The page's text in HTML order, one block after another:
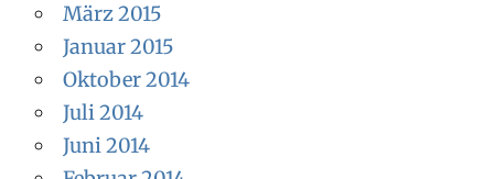
März 2015
Januar 2015
Oktober 2014
Juli 2014
Juni 2014